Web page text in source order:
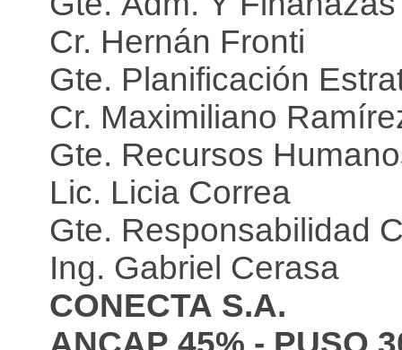
Cr. Hernán Fronti
Gte. Planificación
Cr. Maximiliano
Gte. Recursos
Lic. Licia Correa
Gte. Responsabilidad
Ing. Gabriel Cerasa
CONECTA S.A.